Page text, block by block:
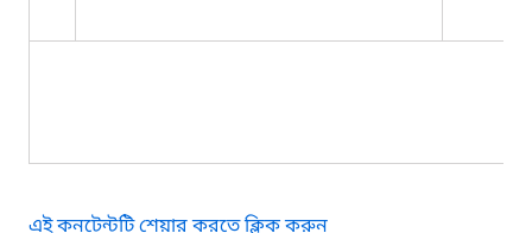
এই কনটেন্টটি শেয়ার করতে ক্লিক করুন